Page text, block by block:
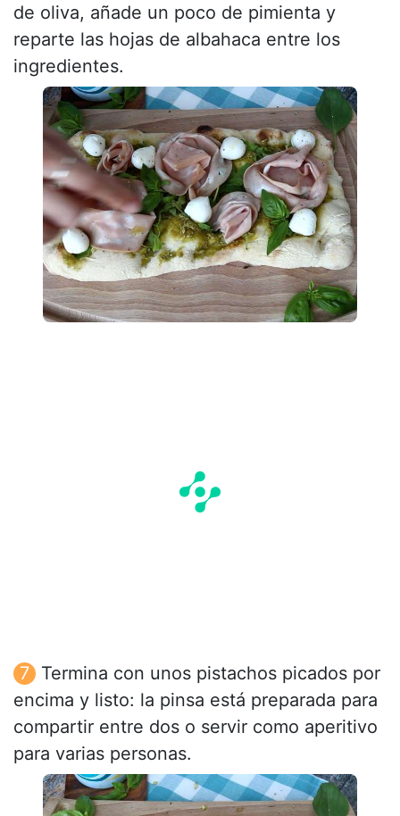
de oliva, añade un poco de pimienta y
reparte las hojas de albahaca entre los
ingredientes.
Termina con unos pistachos picados por
encima y listo: la pinsa está preparada para
compartir entre dos o servir como aperitivo
para varias personas.